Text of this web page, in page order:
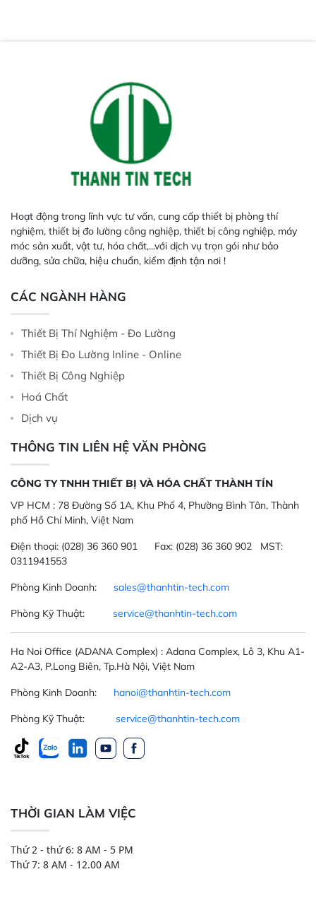
Hoạt động trong lĩnh vực tư vấn, cung cấp thiết bị phòng thí
nghiệm, thiết bị đo lường công nghiệp, thiết bị công nghiệp, máy
móc sản xuất, vật tư, hóa chất,...với dịch vụ trọn gói như bảo
dưỡng, sửa chữa, hiệu chuẩn, kiểm định tận nơi !
CÁC NGÀNH HÀNG
Thiết Bị Thí Nghiệm - Đo Lường
Thiết Bị Đo Lường Inline - Online
Thiết Bị Công Nghiệp
Hoá Chất
Dịch vụ
THÔNG TIN LIÊN HỆ VĂN PHÒNG
CÔNG TY TNHH THIẾT BỊ VÀ HÓA CHẤT THÀNH TÍN
VP HCM : 78 Đường Số 1A, Khu Phố 4, Phường Bình Tân, Thành
phố Hồ Chí Minh, Việt Nam
Điện thoại: (028) 36 360 901 Fax: (028) 36 360 902 MST:
0311941553
Phòng Kinh Doanh: sales@thanhtin-tech.com
Phòng Kỹ Thuật: service@thanhtin-tech.com
Ha Noi Office (ADANA Complex) : Adana Complex, Lô 3, Khu A1-
A2-A3, P.Long Biên, Tp.Hà Nội, Việt Nam
Phòng Kinh Doanh: hanoi@thanhtin-tech.com
Phòng Kỹ Thuật: service@thanhtin-tech.com
THỜI GIAN LÀM VIỆC
Thứ 2 - thứ 6: 8 AM - 5 PM
Thứ 7: 8 AM - 12.00 AM